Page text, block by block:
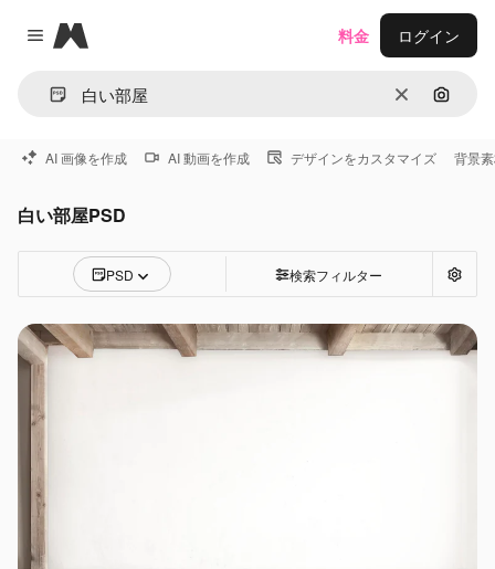
Close menu
Magnific
消去 画像で
料金 ログイン
AI 画像を作成 AI 動画を作成 デザインをカスタマイズ 背景
白い部屋PSD
PSD 検索フィルター